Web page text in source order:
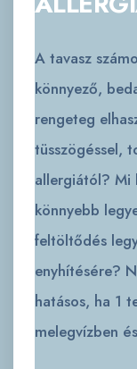
A tavasz
könnyező,
rengeteg
tüsszögéssel,
allergiától? Mi
könnyebb
feltöltődés
enyhítésére?
hatásos, ha 1
melegvízben